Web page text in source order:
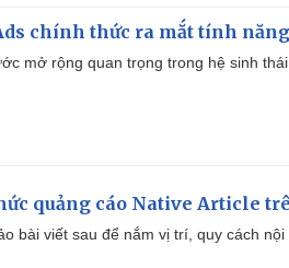
chính thức ra mắt tính
mở rộng quan trọng trong hệ sinh thái
quảng cáo Native Article
bài viết sau để nắm vị trí, quy cách